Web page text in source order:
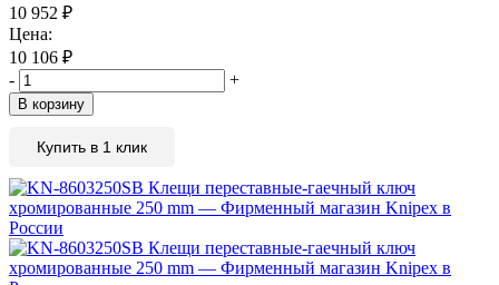
10 952 ₽
Цена:
10 106 ₽
-
+
В корзину
Купить в 1 клик